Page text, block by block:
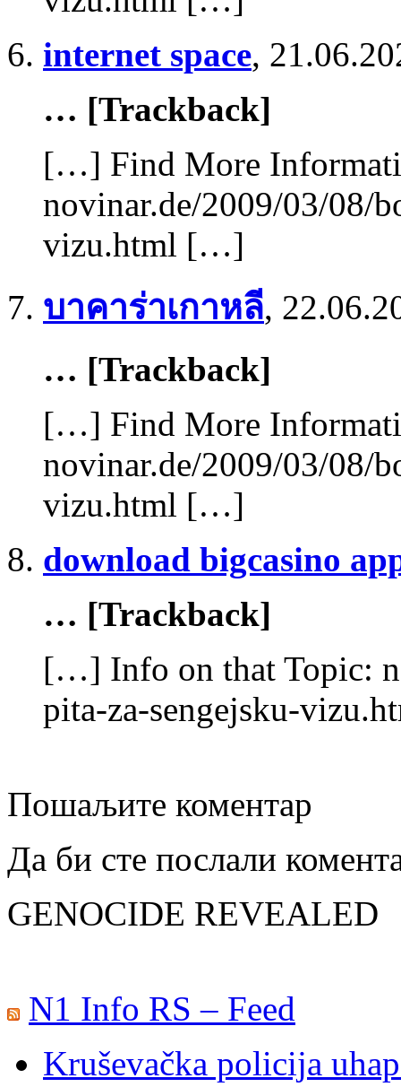
internet space,
… [Trackback]
[…] Find More
novinar.de/2009/03/08/
vizu.html […]
บาคาร่าเกาหลี,
… [Trackback]
[…] Find More
novinar.de/2009/03/08/
vizu.html […]
download bigcasino
… [Trackback]
[…] Info on that Topic:
pita-za-sengejsku-
Пошаљите коментар
Да би сте послали
GENOCIDE REVEALED
N1 Info RS – Feed
Kruševačka policija